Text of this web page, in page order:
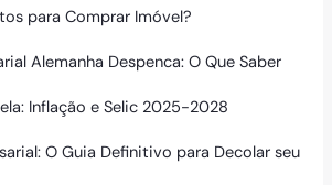
para Comprar Imóvel?
Alemanha Despenca: O Que Saber
Inflação e Selic 2025-2028
O Guia Definitivo para Decolar seu